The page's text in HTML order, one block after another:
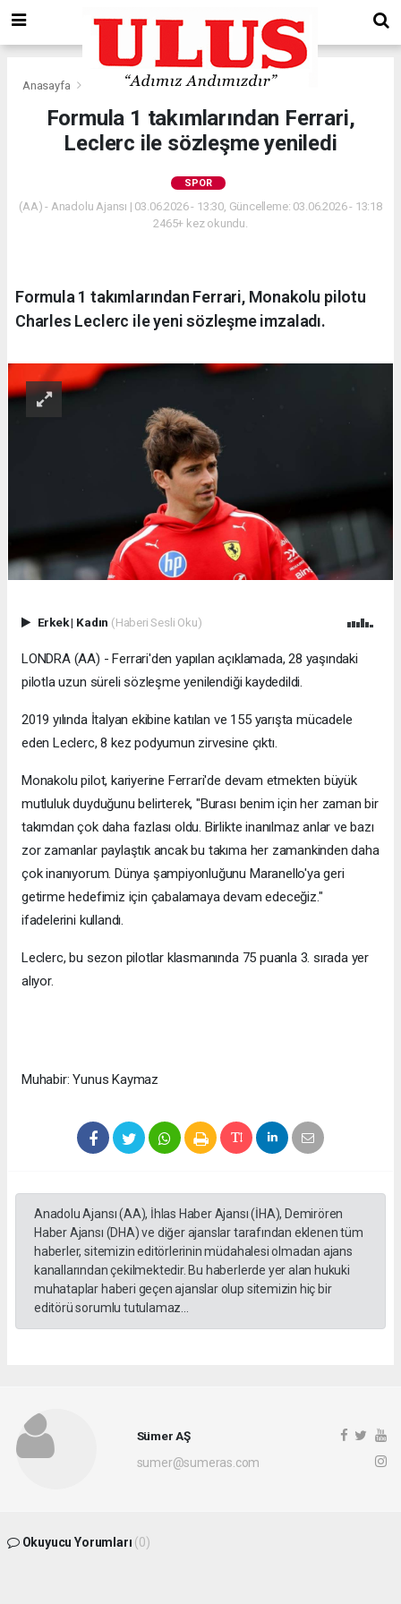
Anasayfa
Formula 1 takımlarından Ferrari,
Leclerc ile sözleşme yeniledi
SPOR
(AA) - Anadolu Ajansı | 03.06.2026 - 13:30, Güncelleme: 03.06.2026 - 13:18
2465+ kez okundu.
Formula 1 takımlarından Ferrari, Monakolu pilotu
Charles Leclerc ile yeni sözleşme imzaladı.
Erkek| Kadın (Haberi Sesli Oku)
LONDRA (AA) - Ferrari'den yapılan açıklamada, 28 yaşındaki
pilotla uzun süreli sözleşme yenilendiği kaydedildi.
2019 yılında İtalyan ekibine katılan ve 155 yarışta mücadele
eden Leclerc, 8 kez podyumun zirvesine çıktı.
Monakolu pilot, kariyerine Ferrari'de devam etmekten büyük
mutluluk duyduğunu belirterek, "Burası benim için her zaman bir
takımdan çok daha fazlası oldu. Birlikte inanılmaz anlar ve bazı
zor zamanlar paylaştık ancak bu takıma her zamankinden daha
çok inanıyorum. Dünya şampiyonluğunu Maranello'ya geri
getirme hedefimiz için çabalamaya devam edeceğiz."
ifadelerini kullandı.
Leclerc, bu sezon pilotlar klasmanında 75 puanla 3. sırada yer
alıyor.
Muhabir: Yunus Kaymaz
Anadolu Ajansı (AA), İhlas Haber Ajansı (İHA), Demirören
Haber Ajansı (DHA) ve diğer ajanslar tarafından eklenen tüm
haberler, sitemizin editörlerinin müdahalesi olmadan ajans
kanallarından çekilmektedir. Bu haberlerde yer alan hukuki
muhataplar haberi geçen ajanslar olup sitemizin hiç bir
editörü sorumlu tutulamaz...
Sümer AŞ
sumer@sumeras.com
Okuyucu Yorumları (0)